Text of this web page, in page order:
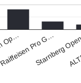
Pro G…
Starnberg